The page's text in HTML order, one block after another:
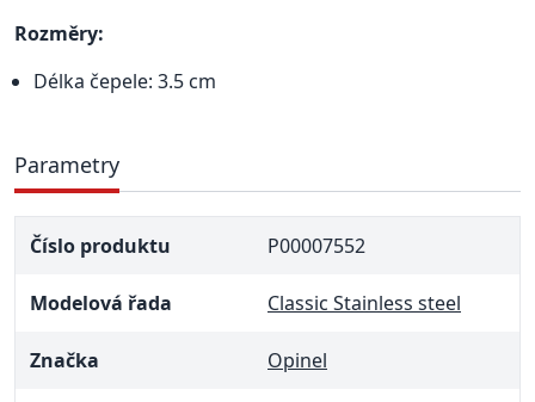
Rozměry:
Délka čepele: 3.5 cm
Parametry
Číslo produktu P00007552
Modelová řada Classic Stainless steel
Značka Opinel